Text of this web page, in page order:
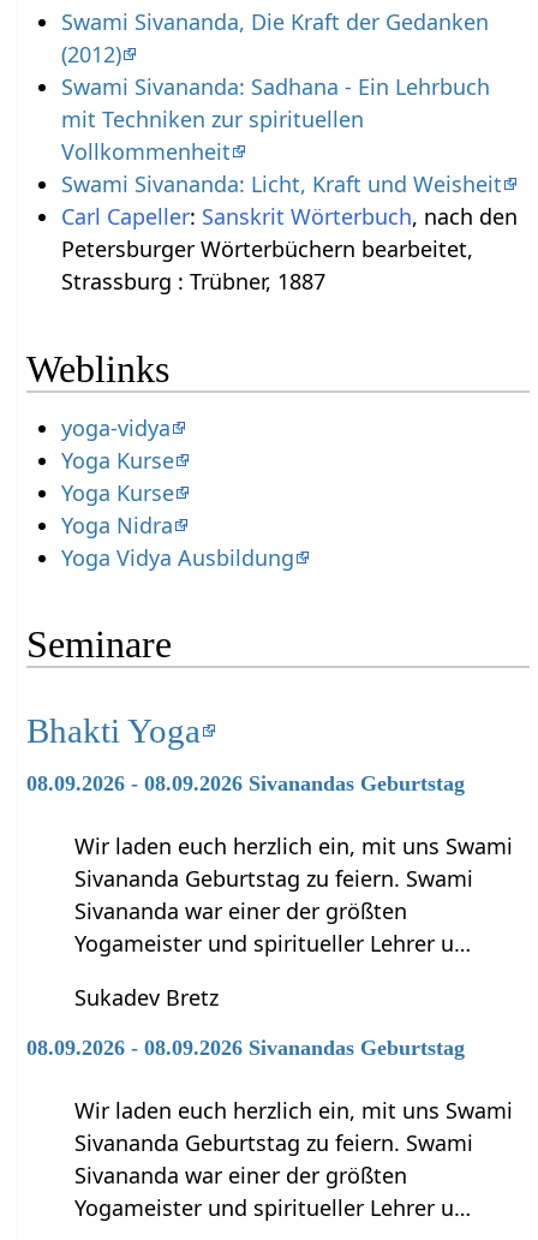
Swami Sivananda, Die Kraft der Gedanken
(2012)
Swami Sivananda: Sadhana - Ein Lehrbuch
mit Techniken zur spirituellen
Vollkommenheit
Swami Sivananda: Licht, Kraft und Weisheit
Carl Capeller: Sanskrit Wörterbuch, nach den
Petersburger Wörterbüchern bearbeitet,
Strassburg : Trübner, 1887
Weblinks
yoga-vidya
Yoga Kurse
Yoga Kurse
Yoga Nidra
Yoga Vidya Ausbildung
Seminare
Bhakti Yoga
08.09.2026 - 08.09.2026 Sivanandas Geburtstag
Wir laden euch herzlich ein, mit uns Swami
Sivananda Geburtstag zu feiern. Swami
Sivananda war einer der größten
Yogameister und spiritueller Lehrer u…
Sukadev Bretz
08.09.2026 - 08.09.2026 Sivanandas Geburtstag
Wir laden euch herzlich ein, mit uns Swami
Sivananda Geburtstag zu feiern. Swami
Sivananda war einer der größten
Yogameister und spiritueller Lehrer u…